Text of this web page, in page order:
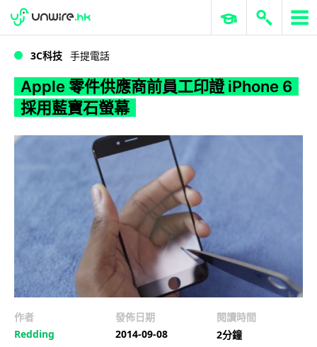
WWDC 2026 ERP 與商業 AI
3C科技 手提電話
Apple 零件供應商前員工印證 iPhone 6
採用藍寶石螢幕
作者
Redding
發佈日期
2014-09-08
閱讀時間
2分鐘